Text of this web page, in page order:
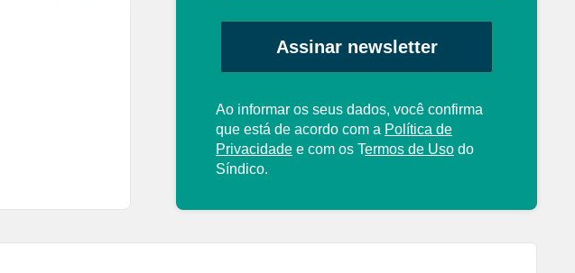
Assinar newsletter
Ao informar os seus dados, você confirma
que está de acordo com a Política de
Privacidade e com os Termos de Uso do
Síndico.